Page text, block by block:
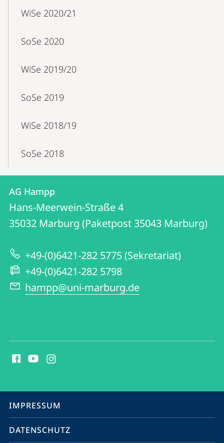
WiSe 2020/21
SoSe 2020
WiSe 2019/20
SoSe 2019
WiSe 2018/19
SoSe 2018
Kontakt
und
Informationen
zur
Website
AG
Hampp
AG Hampp
Hans-Meerwein-Straße 4
35032 Marburg (Paketpost 35043 Marburg)
+49-(0)6421-282 5775 (Sekretariat)
+49-(0)6421-282 5798
hampp@uni-marburg.de
Media
Service-
Navigation
IMPRESSUM
DATENSCHUTZ